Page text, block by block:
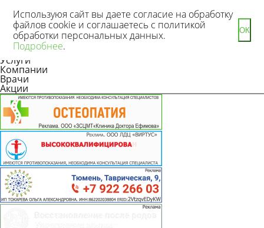
Новости
Статьи
Услуги
Компании
Врачи
Акции
Используюя сайт вы даете согласие на обработку
файлов cookie и соглашаетесь с политикой
обработки персональных данных.
Подробнее.
ОК